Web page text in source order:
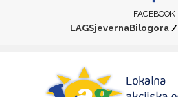
FACEBOOK
LAGSjevernaBilogora /